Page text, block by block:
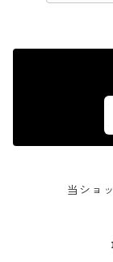
当ショ